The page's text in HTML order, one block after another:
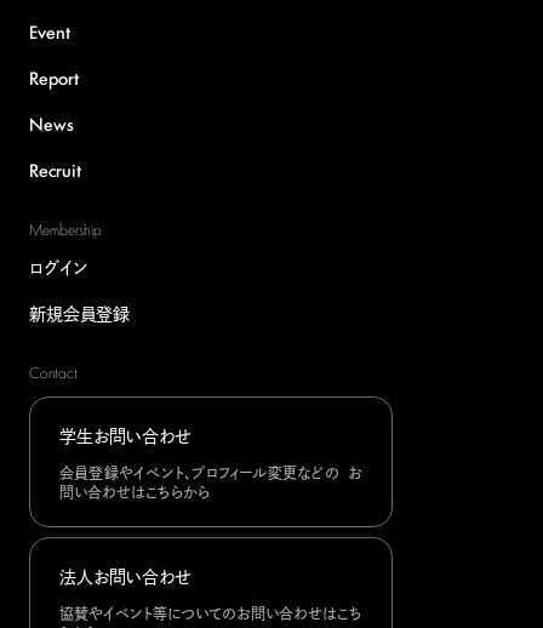
Event
Report
News
Recruit
Membership
ログイン
新規会員登録
Contact
学生お問い合わせ
会員登録やイベント、プロフィール変更などの お
問い合わせはこちらから
法人お問い合わせ
協賛やイベント等についてのお問い合わせはこち